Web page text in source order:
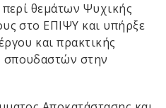
περί θεμάτων Ψυχικής
στο ΕΠΙΨΥ και υπήρξε
και πρακτικής
σπουδαστών στην